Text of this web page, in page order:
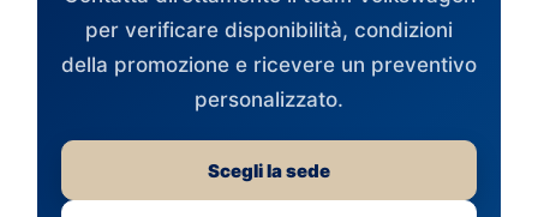
per verificare disponibilità, condizioni
della promozione e ricevere un preventivo
personalizzato.
Scegli la sede